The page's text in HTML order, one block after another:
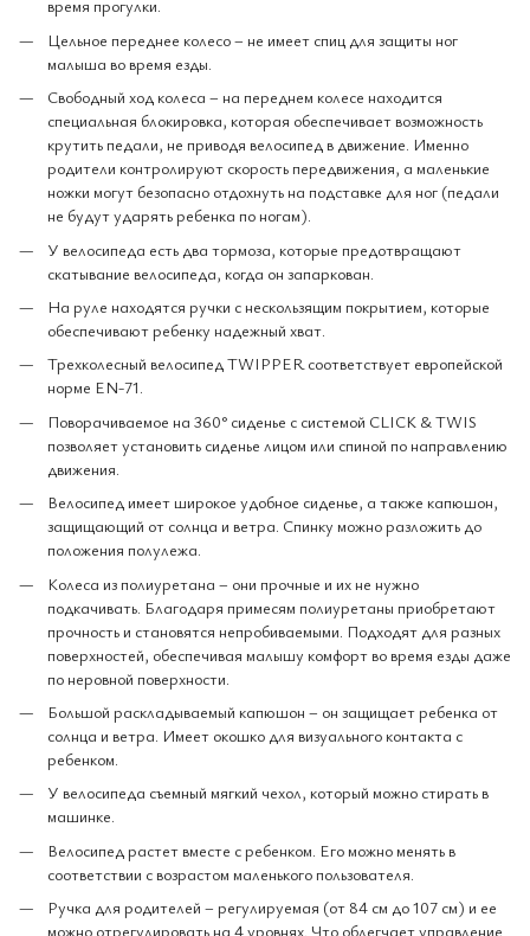
время прогулки.
Цельное переднее колесо – не имеет спиц для защиты ног
малыша во время езды.
Свободный ход колеса – на переднем колесе находится
специальная блокировка, которая обеспечивает возможность
крутить педали, не приводя велосипед в движение. Именно
родители контролируют скорость передвижения, а маленькие
ножки могут безопасно отдохнуть на подставке для ног (педали
не будут ударять ребенка по ногам).
У велосипеда есть два тормоза, которые предотвращают
скатывание велосипеда, когда он запаркован.
На руле находятся ручки с нескользящим покрытием, которые
обеспечивают ребенку надежный хват.
Трехколесный велосипед TWIPPER соответствует европейской
норме EN-71.
Поворачиваемое на 360° сиденье с системой CLICK & TWIS
позволяет установить сиденье лицом или спиной по направлению
движения.
Велосипед имеет широкое удобное сиденье, а также капюшон,
защищающий от солнца и ветра. Спинку можно разложить до
положения полулежа.
Колеса из полиуретана – они прочные и их не нужно
подкачивать. Благодаря примесям полиуретаны приобретают
прочность и становятся непробиваемыми. Подходят для разных
поверхностей, обеспечивая малышу комфорт во время езды даже
по неровной поверхности.
Большой раскладываемый капюшон – он защищает ребенка от
солнца и ветра. Имеет окошко для визуального контакта с
ребенком.
У велосипеда съемный мягкий чехол, который можно стирать в
машинке.
Велосипед растет вместе с ребенком. Его можно менять в
соответствии с возрастом маленького пользователя.
Ручка для родителей – регулируемая (от 84 см до 107 см) и ее
можно отрегулировать на 4 уровнях. Что облегчает управление